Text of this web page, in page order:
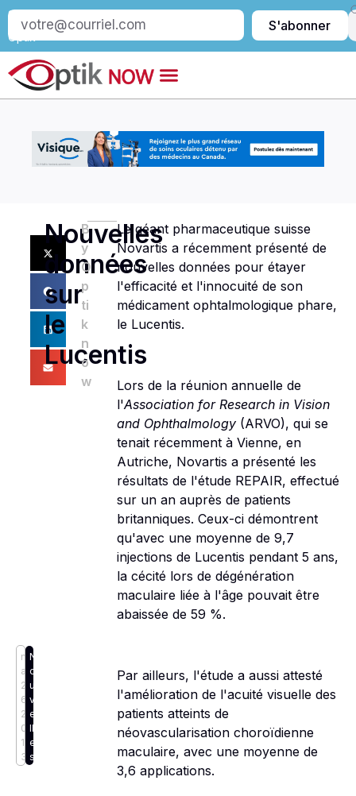
S’abonner
Optik
S'abonner
m
ai
2
6,
2
0
1
3
N
o
u
v
e
ll
e
s
Nouvelles
données
sur
le
Lucentis
B
y
O
p
ti
k
n
o
w
Le géant pharmaceutique suisse
Novartis a récemment présenté de
nouvelles données pour étayer
l'efficacité et l'innocuité de son
médicament ophtalmologique phare,
le Lucentis.
Lors de la réunion annuelle de
l'Association for Research in Vision
and Ophthalmology (ARVO), qui se
tenait récemment à Vienne, en
Autriche, Novartis a présenté les
résultats de l'étude REPAIR, effectué
sur un an auprès de patients
britanniques. Ceux-ci démontrent
qu'avec une moyenne de 9,7
injections de Lucentis pendant 5 ans,
la cécité lors de dégénération
maculaire liée à l'âge pouvait être
abaissée de 59 %.
Par ailleurs, l'étude a aussi attesté
l'amélioration de l'acuité visuelle des
patients atteints de
néovascularisation choroïdienne
maculaire, avec une moyenne de
3,6 applications.